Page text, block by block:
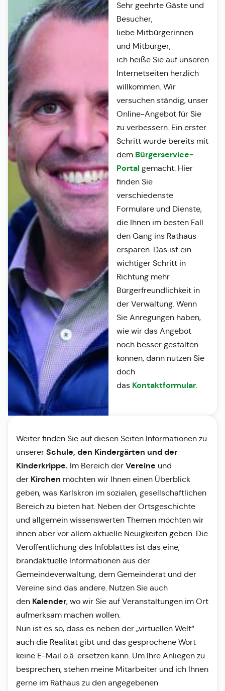
Sehr geehrte Gäste und
Besucher,
liebe Mitbürgerinnen
und Mitbürger,
ich heiße Sie auf unseren
Internetseiten herzlich
willkommen. Wir
versuchen ständig, unser
Online-Angebot für Sie
zu verbessern. Ein erster
Schritt wurde bereits mit
dem Bürgerservice-
Portalgemacht. Hier
finden Sie
verschiedenste
Formulare und Dienste,
die Ihnen im besten Fall
den Gang ins Rathaus
ersparen. Das ist ein
wichtiger Schritt in
Richtung mehr
Bürgerfreundlichkeit in
der Verwaltung. Wenn
Sie Anregungen haben,
wie wir das Angebot
noch besser gestalten
können, dann nutzen Sie
doch
das Kontaktformular.
Weiter finden Sie auf diesen Seiten Informationen zu
unserer Schule, den Kindergärten und der
Kinderkrippe. Im Bereich der Vereine und
der Kirchen möchten wir Ihnen einen Überblick
geben, was Karlskron im sozialen, gesellschaftlichen
Bereich zu bieten hat. Neben der Ortsgeschichte
und allgemein wissenswerten Themen möchten wir
ihnen aber vor allem aktuelle Neuigkeiten geben. Die
Veröffentlichung des Infoblattes ist das eine,
brandaktuelle Informationen aus der
Gemeindeverwaltung, dem Gemeinderat und der
Vereine sind das andere. Nutzen Sie auch
den Kalender, wo wir Sie auf Veranstaltungen im Ort
aufmerksam machen wollen.
Nun ist es so, dass es neben der „virtuellen Welt“
auch die Realität gibt und das gesprochene Wort
keine E-Mail o.ä. ersetzen kann. Um Ihre Anliegen zu
besprechen, stehen meine Mitarbeiter und ich Ihnen
gerne im Rathaus zu den angegebenen